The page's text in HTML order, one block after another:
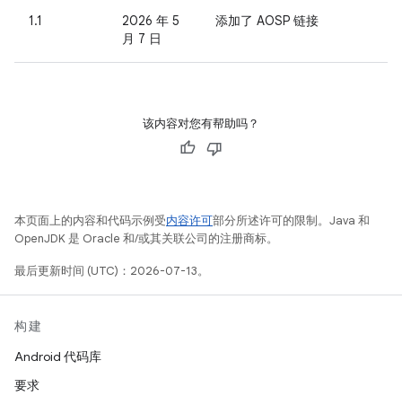
1.1
2026 年 5
月 7 日
添加了 AOSP 链接
该内容对您有帮助吗？
本页面上的内容和代码示例受内容许可部分所述许可的限制。Java 和
OpenJDK 是 Oracle 和/或其关联公司的注册商标。
最后更新时间 (UTC)：2026-07-13。
构建
Android 代码库
要求